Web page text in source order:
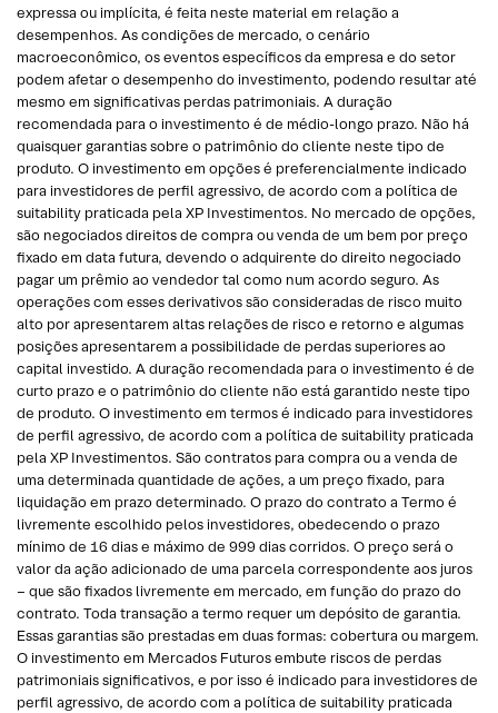
expressa ou implícita, é feita neste material em relação a
desempenhos. As condições de mercado, o cenário
macroeconômico, os eventos específicos da empresa e do setor
podem afetar o desempenho do investimento, podendo resultar até
mesmo em significativas perdas patrimoniais. A duração
recomendada para o investimento é de médio-longo prazo. Não há
quaisquer garantias sobre o patrimônio do cliente neste tipo de
produto. O investimento em opções é preferencialmente indicado
para investidores de perfil agressivo, de acordo com a política de
suitability praticada pela XP Investimentos. No mercado de opções,
são negociados direitos de compra ou venda de um bem por preço
fixado em data futura, devendo o adquirente do direito negociado
pagar um prêmio ao vendedor tal como num acordo seguro. As
operações com esses derivativos são consideradas de risco muito
alto por apresentarem altas relações de risco e retorno e algumas
posições apresentarem a possibilidade de perdas superiores ao
capital investido. A duração recomendada para o investimento é de
curto prazo e o patrimônio do cliente não está garantido neste tipo
de produto. O investimento em termos é indicado para investidores
de perfil agressivo, de acordo com a política de suitability praticada
pela XP Investimentos. São contratos para compra ou a venda de
uma determinada quantidade de ações, a um preço fixado, para
liquidação em prazo determinado. O prazo do contrato a Termo é
livremente escolhido pelos investidores, obedecendo o prazo
mínimo de 16 dias e máximo de 999 dias corridos. O preço será o
valor da ação adicionado de uma parcela correspondente aos juros
– que são fixados livremente em mercado, em função do prazo do
contrato. Toda transação a termo requer um depósito de garantia.
Essas garantias são prestadas em duas formas: cobertura ou margem.
O investimento em Mercados Futuros embute riscos de perdas
patrimoniais significativos, e por isso é indicado para investidores de
perfil agressivo, de acordo com a política de suitability praticada